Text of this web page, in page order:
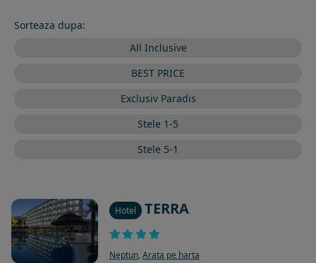
Sorteaza dupa:
All Inclusive
BEST PRICE
Exclusiv Paradis
Stele 1-5
Stele 5-1
Hotel TERRA
Neptun, Arata pe harta